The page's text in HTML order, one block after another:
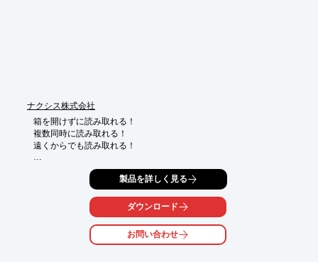
ナクシス株式会社
箱を開けずに読み取れる！
複数同時に読み取れる！
遠くからでも読み取れる！
RFIDは非接触、複数、同時に読み取るシステムです。
業務オペレーションの自動化、簡素化が図れます。
製品を詳しく見る
ダウンロード
お問い合わせ